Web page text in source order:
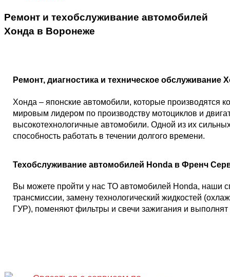
Ремонт и техобслуживание автомобилей
Хонда в Воронеже
Ремонт, диагностика и техническое обслуживание
Хонда – японские автомобили, которые производятся
мировым лидером по производству мотоциклов и
высокотехнологичные автомобили. Одной из их
способность работать в течении долгого времени.
Техобслуживание автомобилей Honda в Френч
Вы можете пройти у нас ТО автомобилей Honda, наши
трансмиссии, замену технологический жидкостей
ГУР), поменяют фильтры и свечи зажигания и